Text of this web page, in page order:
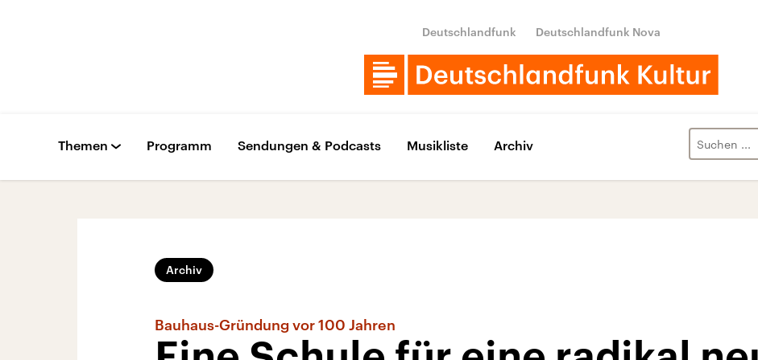
Deutschlandfunk Deutschlandfunk Nova
Themen Programm Sendungen & Podcasts Musikliste Archiv
Archiv
Bauhaus-Gründung vor 100 Jahren